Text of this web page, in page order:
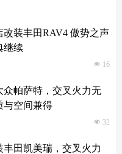
改装丰田RAV4 傲势之声
继续
넶 16
众帕萨特，交叉火力无
与空间兼得
넶 32
丰田凯美瑞，交叉火力